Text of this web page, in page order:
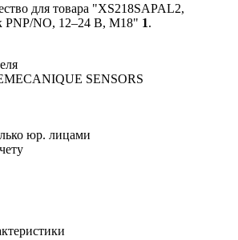
для товара "XS218SAPAL2,
PNP/NO, 12–24 В, М18" 1.
SENSORS
юр. лицами